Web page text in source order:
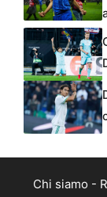
Chi siamo -